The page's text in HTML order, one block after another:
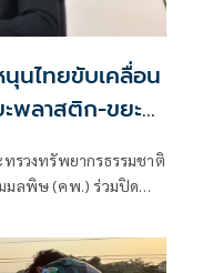
นไทยขับเคลื่อน
พลาสติก-ขยะ
รวงทรัพยากรธรรมชาติ
มลพิษ (คพ.) ร่วมปิด
ระเทศไทยในการขับ
เพื่อยกระดับ